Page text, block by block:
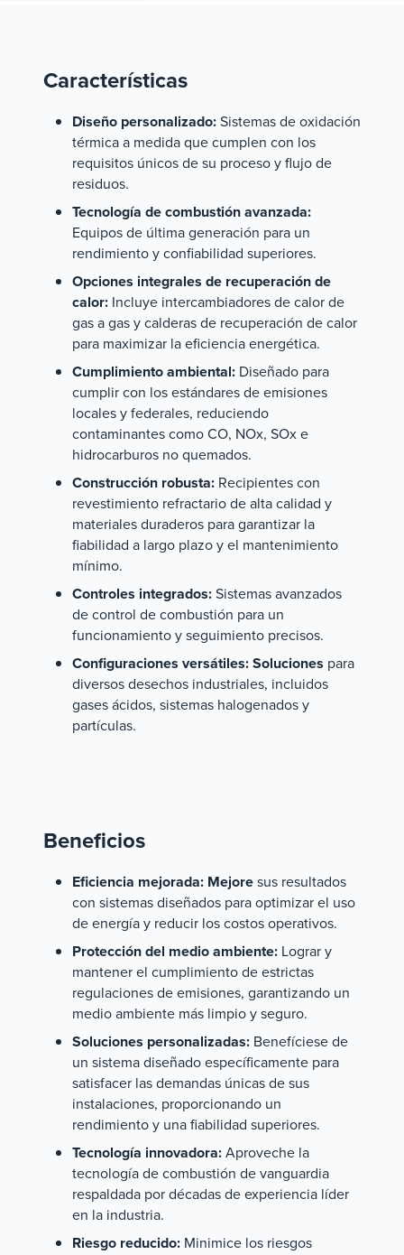
Características
Diseño personalizado:Sistemas de oxidación
térmica a medida que cumplen con los
requisitos únicos de su proceso y flujo de
residuos.
Tecnología de combustión avanzada:
Equipos de última generación para un
rendimiento y confiabilidad superiores.
Opciones integrales de recuperación de
calor: Incluye intercambiadores de calor de
gas a gas y calderas de recuperación de calor
para maximizar la eficiencia energética.
Cumplimiento ambiental: Diseñado para
cumplir con los estándares de emisiones
locales y federales, reduciendo
contaminantes como CO, NOx, SOx e
hidrocarburos no quemados.
Construcción robusta: Recipientes con
revestimiento refractario de alta calidad y
materiales duraderos para garantizar la
fiabilidad a largo plazo y el mantenimiento
mínimo.
Controles integrados:Sistemas avanzados
de control de combustión para un
funcionamiento y seguimiento precisos.
Configuraciones versátiles: Soluciones para
diversos desechos industriales, incluidos
gases ácidos, sistemas halogenados y
partículas.
Beneficios
Eficiencia mejorada: Mejoresus resultados
con sistemas diseñados para optimizar el uso
de energía y reducir los costos operativos.
Protección del medio ambiente: Lograr y
mantener el cumplimiento de estrictas
regulaciones de emisiones, garantizando un
medio ambiente más limpio y seguro.
Soluciones personalizadas: Benefíciese de
un sistema diseñado específicamente para
satisfacer las demandas únicas de sus
instalaciones, proporcionando un
rendimiento y una fiabilidad superiores.
Tecnología innovadora:Aproveche la
tecnología de combustión de vanguardia
respaldada por décadas de experiencia líder
en la industria.
Riesgo reducido: Minimice los riesgos